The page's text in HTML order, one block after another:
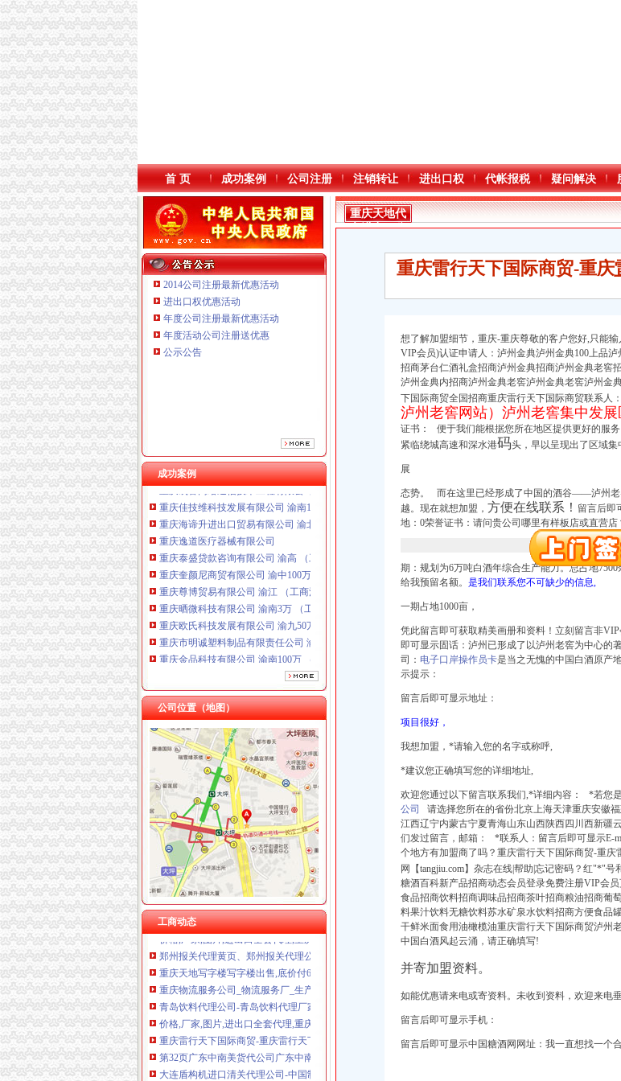
首 页 成功案例 公司注册 注销转让 进出口权 代帐报税 疑问解决
2014公司注册最新优惠活动
进出口权优惠活动
年度公司注册最新优惠活动
年度活动公司注册送优惠
公示公告
成功案例
重庆海谛升进出口贸易有限公司 渝北100万 （进出口权）
重庆逸道医疗器械有限公司
重庆泰盛贷款咨询有限公司 渝高 （工商注册）
重庆市明诚塑料制品有限责任公司 渝高100万 （进出口权）
重庆金品科技有限公司 渝南100万 （进出口权）
重庆凯誉网络通信技术工程有限公司 渝中300万 （工商变更）
重庆海谛升进出口贸易有限公司 渝北100万 （进出口权）
重庆逸道医疗器械有限公司
重庆泰盛贷款咨询有限公司 渝高 （工商注册）
重庆奎颜尼商贸有限公司 渝中100万 （工商注册）
重庆尊博贸易有限公司 渝江 （工商注册）
重庆晒微科技有限公司 渝南3万 （工商注册）
重庆欧氏科技发展有限公司 渝九50万 （进出口权）
重庆市明诚塑料制品有限责任公司 渝高100万 （进出口权）
重庆金品科技有限公司 渝南100万 （进出口权）
重庆凯誉网络通信技术工程有限公司 渝中300万 （工商变更）
重庆佳技维科技发展有限公司 渝南100万 （进出口权）
公司位置（地图）
工商动态
重庆天地代办进出口公司
【重庆北京天地顺聘货运代理公司】网点,地址,电话,营业时间-大
重庆易亿服装贸易有限公司,主营：服装服饰,箱包设计及销售；品
深圳证券交易所上市公司_焦点_新浪财经_新浪网
广州机场UPS报关代理_志趣网
青岛饮料代理公司-青岛饮料代理厂家-|必途青岛饮料代理公司排行榜
重庆进口美国咖啡清关运输到成都需要多长时间【-成都进出口代理】
海haiyao品牌代理招商-招商加盟-globrand（全球品牌网）
重庆物流服务公司_物流服务厂_生产厂家企业公司
价格,厂家,图片,进出口全套代理,重庆市金利国际货物代理有限
郑州报关代理黄页、郑州报关代理公司名录、郑州报关代理供应商、
重庆天地写字楼写字楼出售,底价付6万（企业天地进出口食品超市
重庆物流服务公司_物流服务厂_生产厂家企业公司
青岛饮料代理公司-青岛饮料代理厂家-|必途青岛饮料代理公司排行榜
价格,厂家,图片,进出口全套代理,重庆市金利国际货物代理有限
重庆雷行天下国际商贸-重庆雷行天下国际商贸招商|重庆雷行天下国际
第32页广东中南美货代公司广东中南美货运代理公司黄页广东中南美
大连盾构机进口清关代理公司-中国制造交易网
【重庆北京天地顺聘货运代理公司】网点,地址,电话,营业时间-大
重庆天地代
办进出口公
重庆雷行天下国际商贸-重
想了解加盟细节，重庆-重庆尊敬的客户您好,只能
VIP会员)认证申请人：泸州金典泸州金典100上品
招商茅台仁酒礼盒招商泸州金典招商泸州金典老窖
泸州金典内招商泸州金典老窖泸州金典老窖泸州金
下国际商贸全国招商重庆雷行天下国际商贸联系人
泸州老窖网站）泸州老窖集中发
证书： 便于我们能根据您所在地区提供更好的服
紧临绕城高速和深水港码头，早以呈现出了区域集
展
态势。 而在这里已经形成了中国的酒谷――泸州老
越。 现在就想加盟， 方便在线联系！ 留言后即
地： 0荣誉证书： 请问贵公司哪里有样板店或直营
期：规划为6万吨白酒年综合生产能力。总占地
给我预留名额。 是我们联系您不可缺少的信息,
一期占地1000亩，
凭此留言即可获取精美画册和资料！ 立刻留言非VIP
即可显示固话：泸州已形成了以泸州老窖为中心的
司： 电子口岸操作员卡是当之无愧的中国白酒原产
示提示：
留言后即可显示地址：
项目很好，
我想加盟，*请输入您的名字或称呼,
*建议您正确填写您的详细地址,
欢迎您通过以下留言联系我们,*详细内容： *若您
公司
请选择您所在的省份北京上海天津重庆安徽
江西辽宁内蒙古宁夏青海山东山西陕西四川西新
们发过留言，邮箱： *联系人：留言后即可显示E-
个地方有加盟商了吗？重庆雷行天下国际商贸-重
网【tangjiu.com】杂志在线|帮助|忘记密码？红"*"
糖酒百科新产品招商动态会员登录免费注册VIP会
食品招商饮料招商调味品招商茶叶招商粮油招商葡
料果汁饮料无糖饮料苏水矿泉水饮料招商方便食品
干鲜米面食用油橄榄油重庆雷行天下国际商贸泸州
中国白酒风起云涌，请正确填写!
并寄加盟资料。
如能优惠请来电或寄资料。 未收到资料，欢迎来电
留言后即可显示手机：
留言后即可显示中国糖酒网网址：我一直想找一个